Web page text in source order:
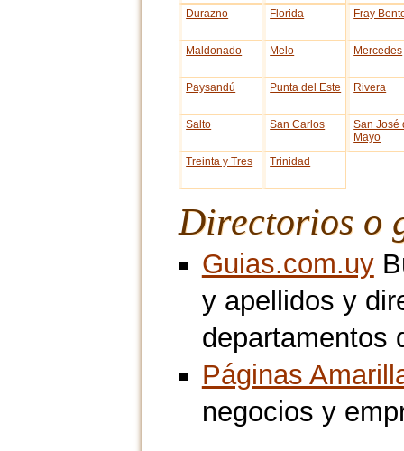
Durazno
Florida Fray
Maldonado Melo Mercedes
Paysandú Punta del Este Rivera
Salto San Carlos
San José
Mayo
Treinta y Tres
Trinidad
Directorios o
Guias.com.uy
y apellidos y
departamentos
Páginas
negocios y